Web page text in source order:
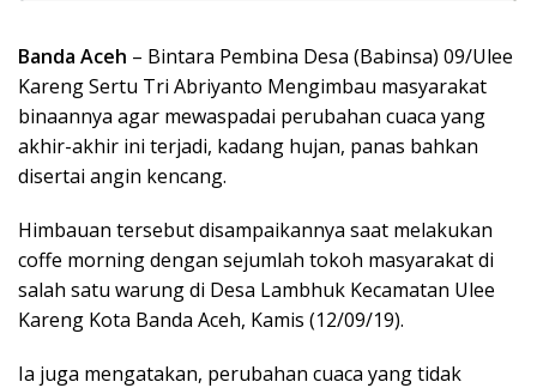
Banda Aceh – Bintara Pembina Desa (Babinsa) 09/Ulee
Kareng Sertu Tri Abriyanto Mengimbau masyarakat
binaannya agar mewaspadai perubahan cuaca yang
akhir-akhir ini terjadi, kadang hujan, panas bahkan
disertai angin kencang.
Himbauan tersebut disampaikannya saat melakukan
coffe morning dengan sejumlah tokoh masyarakat di
salah satu warung di Desa Lambhuk Kecamatan Ulee
Kareng Kota Banda Aceh, Kamis (12/09/19).
Ia juga mengatakan, perubahan cuaca yang tidak